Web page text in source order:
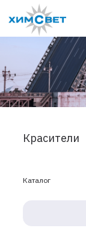
Красители
Каталог